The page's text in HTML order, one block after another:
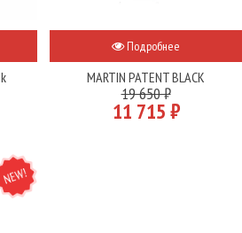
Подробнее
MARTIN PATENT BLACK
19 650 ₽
11 715 ₽
NEW